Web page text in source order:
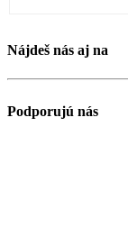
Nájdeš nás aj na
Podporujú nás